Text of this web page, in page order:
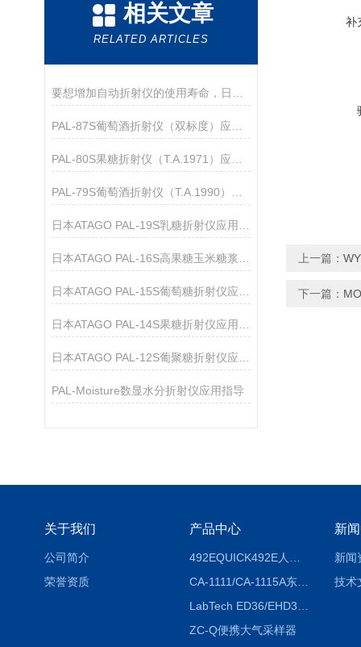
相关文章
RELATED ARTICLES
PAL-Moisture数显水分折射仪应用指导
补
上一篇：
下一篇：
关于我们
公司简介
荣誉资质
产品中心
CA-1111/CA-1115A东京理化EYELA CA-1111/CA-1115A冷却水循环装置
ZC-Q便携大气采样器
新
新闻
技术